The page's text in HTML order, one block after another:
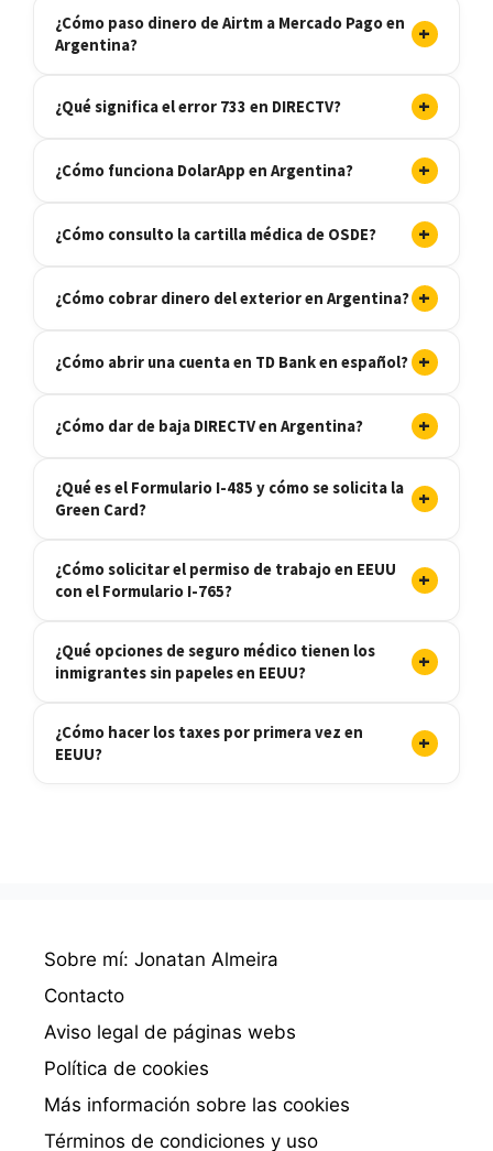
¿Cómo paso dinero de Airtm a Mercado Pago en
Argentina?
+
¿Qué significa el error 733 en DIRECTV? +
¿Cómo funciona DolarApp en Argentina? +
¿Cómo consulto la cartilla médica de OSDE? +
¿Cómo cobrar dinero del exterior en Argentina? +
¿Cómo abrir una cuenta en TD Bank en español? +
¿Cómo dar de baja DIRECTV en Argentina? +
¿Qué es el Formulario I-485 y cómo se solicita la
Green Card?
+
¿Cómo solicitar el permiso de trabajo en EEUU
con el Formulario I-765?
+
¿Qué opciones de seguro médico tienen los
inmigrantes sin papeles en EEUU?
+
¿Cómo hacer los taxes por primera vez en
EEUU?
+
Sobre mí: Jonatan Almeira
Contacto
Aviso legal de páginas webs
Política de cookies
Más información sobre las cookies
Términos de condiciones y uso